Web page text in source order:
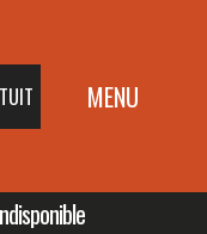
MENU